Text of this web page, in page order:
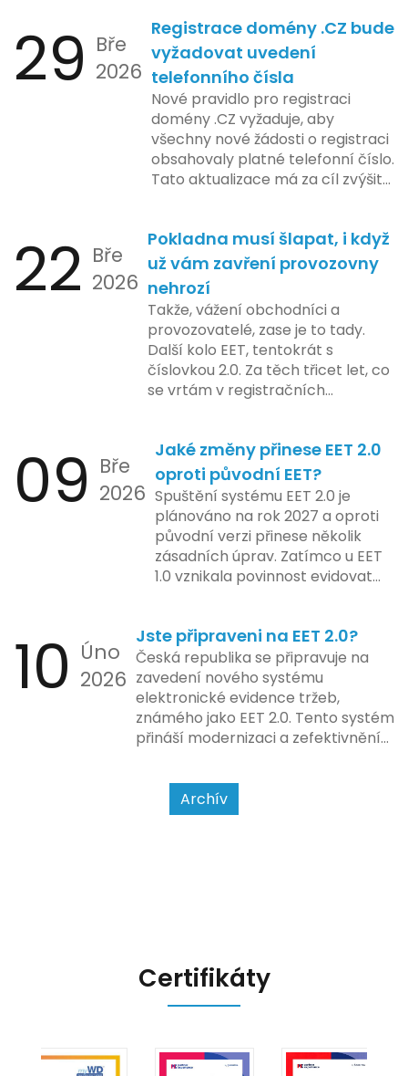
zahrnuje přípravu technické
platformy a legislativních změn,
které by měly být předloženy do
konce tohoto roku. Očekává se,
že tato fáze umožní adaptaci
systémů a rozšíření podpory pro
podnikatele, přičemž všechny
potřebné technologie by měly
být dostupné k testování v rámci
plánovaná na první pololetí
následujícího roku, je zaměřena
na školení a edukaci uživatelů,
včetně přípravy materiálů a
školení pro zaměstnavatele a
účetní firmy. V této fázi dojde
také k oficiálnímu spuštění
systému pro vybrané segmenty
podnikání. Třetí a konečná fáze
integraci systému EET 2.0 do
praxe, s povinností prodejců
zapojit se do nového systému,
včetně zvýšeného dohledu nad
dodržováním pravidel.
29 Bře
2026
Registrace domény .CZ bude
vyžadovat uvedení
telefonního čísla
Nové pravidlo pro registraci
domény .CZ vyžaduje, aby
všechny nové žádosti o registraci
obsahovaly platné telefonní číslo.
Tato aktualizace má za cíl zvýšit
České republice. Povinnost uvést
telefonní číslo se týká všech
nově registrovaných domén, a
také může ovlivnit stávající
majitele domén při aktualizaci
jejich údajů.
22 Bře
2026
Pokladna musí šlapat, i když
už vám zavření provozovny
nehrozí
Takže, vážení obchodníci a
provozovatelé, zase je to tady.
Další kolo EET, tentokrát s
číslovkou 2.0. Za těch třicet let, co
se vrtám v registračních
pokladen, co se občas zasekly, až
po ty nejmodernější dotykové
systémy, co umí pomalu i kafe
uvařit. A jedno vím jistě: legislativa
se mění, ale základní pravidlo
zůstává – pokladna musí šlapat
jako hodinky. Jinak jsou problémy.
09 Bře
2026
Jaké změny přinese EET 2.0
oproti původní EET?
Spuštění systému EET 2.0 je
plánováno na rok 2027 a oproti
původní verzi přinese několik
zásadních úprav. Zatímco u EET
1.0 vznikala povinnost evidovat
bezhotovostní transakci – nově
se má tato povinnost odvíjet od
povahy podnikatelské činnosti a
způsobu interakce se
zákazníkem.
10 Úno
2026
Jste připraveni na EET 2.0?
Česká republika se připravuje na
zavedení nového systému
elektronické evidence tržeb,
známého jako EET 2.0. Tento systém
přináší modernizaci a zefektivnění
usnadnit život podnikatelům i
kontrolním orgánům. Podívejme se
na hlavní změny, které EET 2.0
Archív
Certifikáty